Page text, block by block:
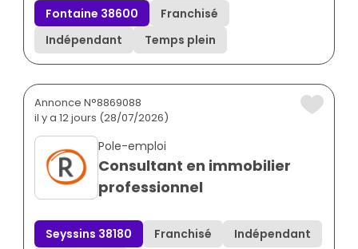
Fontaine 38600
Franchisé
Indépendant
Temps plein
Annonce N°8869088
il y a 12 jours (28/07/2026)
Pole-emploi
Consultant en immobilier
professionnel
Seyssins 38180 Franchisé
Indépendant